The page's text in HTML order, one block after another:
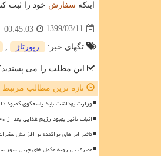
اینکه سفارش خود را ثبت
1399/03/11
00:45:03
تگهای خبر: رپورتاژ
این مطلب را می
تازه ترین مطالب مرتبط
وزارت بهداشت باید پاسخگوی کمبود
اثبات تأثیر بهبود رژیم غذایی بعد از ۴۰ سالگی بر طول عمر
تاثیر ابر های پراکنده بر افزایش
مصرف بی رویه مکمل های چربی سوز